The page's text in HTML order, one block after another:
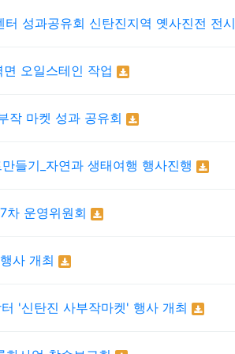
성과공유회 신탄진지역 옛사진전 전시
오일스테인 작업
작 마켓 성과 공유회
들기_자연과 생태여행 행사진행
차 운영위원회
사 개최
'신탄진 사부작마켓' 행사 개최